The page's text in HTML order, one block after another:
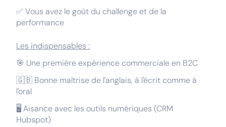
✅ Vous avez le goût du challenge et de la
performance
Les indispensables :
🎯 Une première expérience commerciale en B2C
🇬🇧 Bonne maîtrise de l'anglais, à l'écrit comme à
l'oral
🖥️ Aisance avec les outils numériques (CRM
Hubspot)